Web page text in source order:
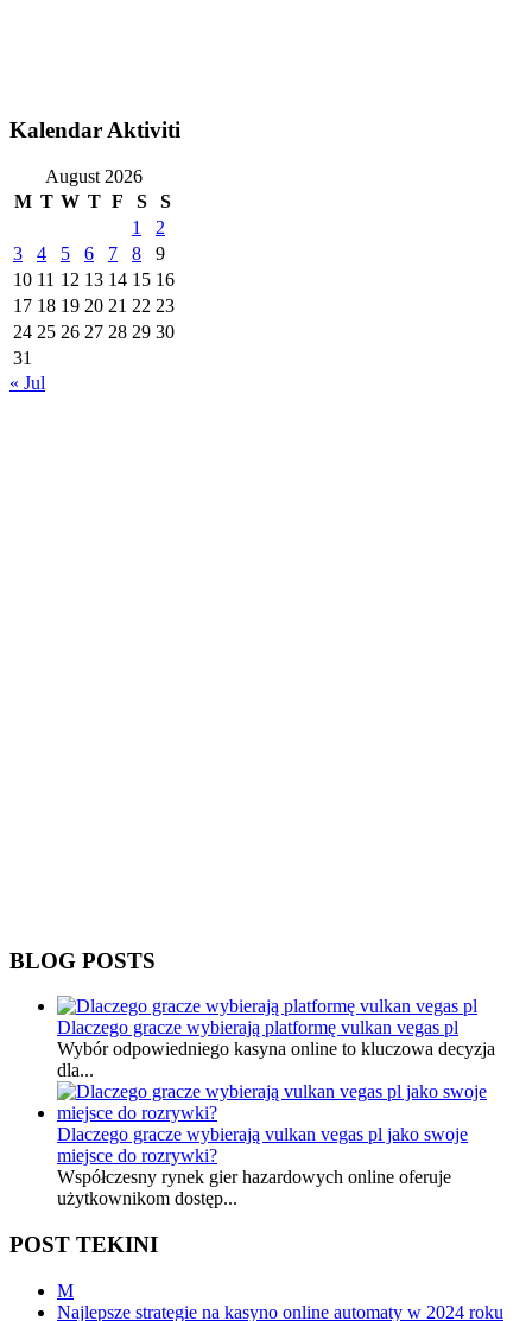
Kalendar Aktiviti
August 2026
M T W T F S
S
1
2
3
4 5 6 7 8
9
10 11 12 13 14 15 16
17 18 19 20 21 22 23
24 25 26 27 28 29 30
31
« Jul
BLOG POSTS
Dlaczego gracze wybierają platformę vulkan vegas pl
Wybór odpowiedniego kasyna online to kluczowa decyzja
dla...
Dlaczego gracze wybierają vulkan vegas pl jako swoje
miejsce do rozrywki?
Współczesny rynek gier hazardowych online oferuje
użytkownikom dostęp...
POST TEKINI
M
Najlepsze strategie na kasyno online automaty w 2024 roku